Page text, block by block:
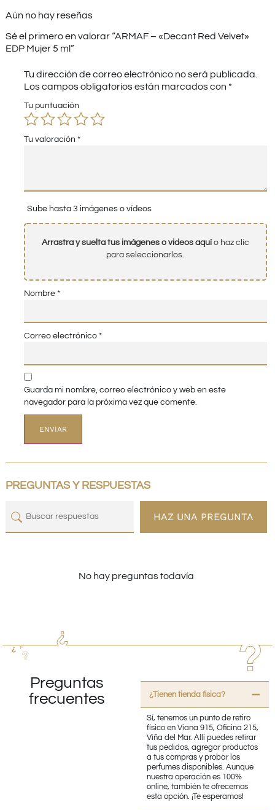
Aún no hay reseñas
Sé el primero en valorar “ARMAF – «Decant Red Velvet»
EDP Mujer 5 ml”
Tu dirección de correo electrónico no será publicada.
Los campos obligatorios están marcados con *
Tu puntuación
Tu valoración *
Sube hasta 3 imágenes o vídeos
Arrastra y suelta tus imágenes o videos aquío haz clic
para seleccionarlos.
Nombre *
Correo electrónico *
Guarda mi nombre, correo electrónico y web en este
navegador para la próxima vez que comente.
PREGUNTAS Y RESPUESTAS
HAZ UNA PREGUNTA
No hay preguntas todavía
Preguntas
frecuentes
¿Tienen tienda fisica?
Sí, tenemos un punto de retiro
físico en Viana 915, Oficina 215,
Viña del Mar. Allí puedes retirar
tus pedidos, agregar productos
a tus compras y probar los
perfumes disponibles. Aunque
nuestra operación es 100%
online, también te ofrecemos
esta opción. ¡Te esperamos!